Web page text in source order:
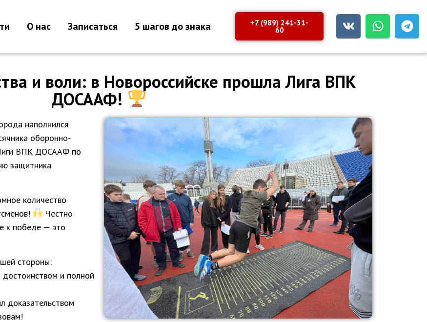
О нас Записаться 5 шагов до знака +7 (989) 241-31-
60
и воли: в Новороссийске прошла Лига ВПК
ДОСААФ!
наполнился
оборонно-
ВПК ДОСААФ по
защитника
количество
Честно
к победе — это
стороны:
и полной
доказательством